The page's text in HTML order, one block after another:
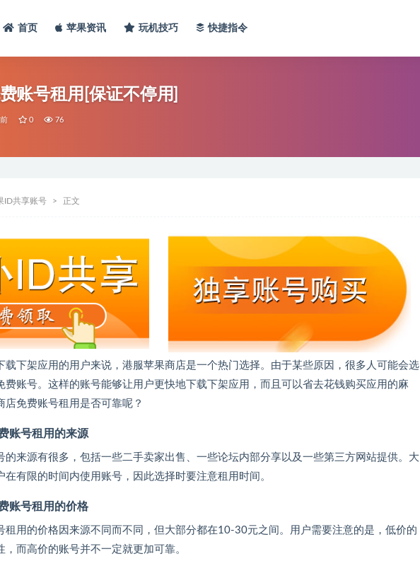
首页 苹果资讯 玩机技巧 快捷指令
账号租用[保证不停用]
0 76
ID共享账号 正文
载下架应用的用户来说，港服苹果商店是一个热门选择。由于某些原因，很多人可能会选
费账号。这样的账号能够让用户更快地下载下架应用，而且可以省去花钱购买应用的麻
店免费账号租用是否可靠呢？
账号租用的来源
的来源有很多，包括一些二手卖家出售、一些论坛内部分享以及一些第三方网站提供。大
在有限的时间内使用账号，因此选择时要注意租用时间。
账号租用的价格
租用的价格因来源不同而不同，但大部分都在10-30元之间。用户需要注意的是，低价的
，而高价的账号并不一定就更加可靠。